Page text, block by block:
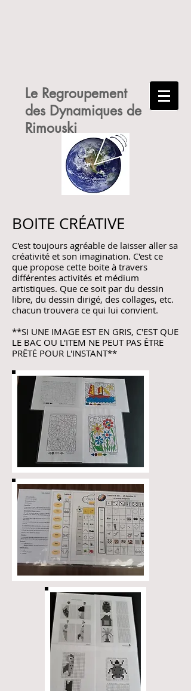
Le Regroupement
des Dynamiques de
Rimouski
BOITE CRÉATIVE
C'est toujours agréable de laisser aller sa
créativité et son imagination. C'est ce
que propose cette boite à travers
différentes activités et médium
artistiques. Que ce soit par du dessin
libre, du dessin dirigé, des collages, etc.
chacun trouvera ce qui lui convient.
**SI UNE IMAGE EST EN GRIS, C'EST QUE
LE BAC OU L'ITEM NE PEUT PAS ÊTRE
PRÊTÉ POUR L'INSTANT**